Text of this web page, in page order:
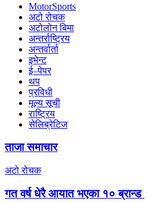
MotorSports
अटो रोचक
अटोलोन बिमा
अन्तर्राष्ट्रिय
अन्तर्वार्ता
इभेन्ट
ई–पेपर
थप
प्रविधी
मूल्य सूची
राष्ट्रिय
सेलिब्रेटिज
ताजा समाचार
अटो रोचक
गत वर्ष धेरै आयात भएका १० ब्रान्ड